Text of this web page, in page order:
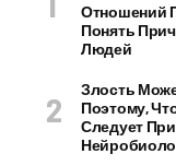
Отношений
Понять
Людей
Злость
Поэтому,
Следует